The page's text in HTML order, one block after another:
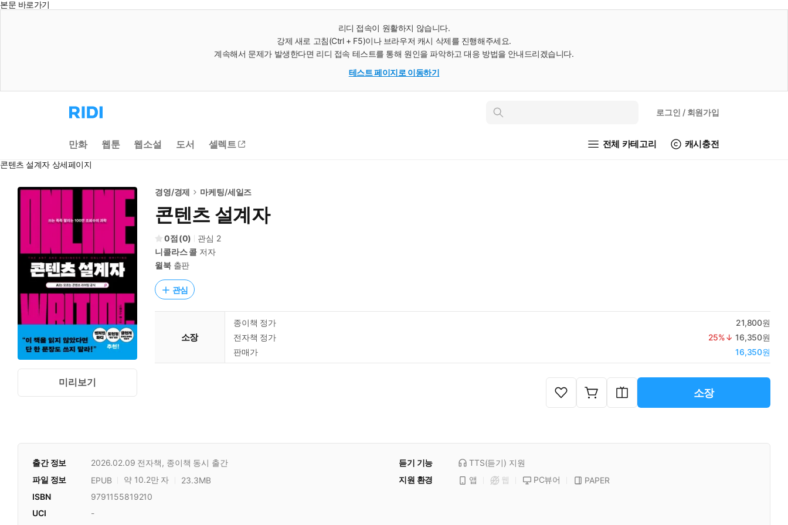
본문 바로가기
리디 접속이 원활하지 않습니다.
강제 새로 고침(Ctrl + F5)이나 브라우저 캐시 삭제를 진행해주세요.
계속해서 문제가 발생한다면 리디 접속 테스트를 통해 원인을 파악하고 대응 방법을 안내드리겠습니다.
테스트 페이지로 이동하기
리
디
으
로
동
인
로그인 / 회원가입
만화 웹툰 웹소설 도서 셀렉트 전체 카테고리 캐시충전
콘텐츠 설계자 상세페이지
미리보기
경영/경제 마케팅/세일즈
콘텐츠 설계자
0 (0) 관심 2
니콜라스 콜 저자
윌북출판
관심
소장
종이책 정가
21,800원
전자책 정가
25%↓ 16,350원
판매가
16,350원
소장
출간 정보 2026.02.09 전자책, 종이책 동시 출간 듣기 기능 TTS(듣기) 지원
파일 정보
EPUB 약 10.2만 자 23.3MB 지원 환경 앱 웹 PC뷰어
PAPER
ISBN
9791155819210
UCI
-